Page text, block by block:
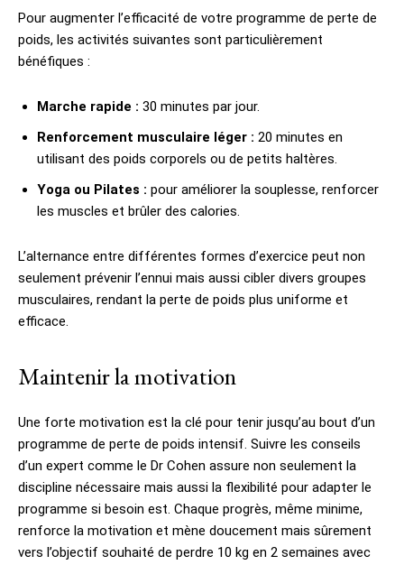
Pour augmenter l’efficacité de votre programme de perte de
poids, les activités suivantes sont particulièrement
bénéfiques :
Marche rapide : 30 minutes par jour.
Renforcement musculaire léger : 20 minutes en
utilisant des poids corporels ou de petits haltères.
Yoga ou Pilates : pour améliorer la souplesse, renforcer
les muscles et brûler des calories.
L’alternance entre différentes formes d’exercice peut non
seulement prévenir l’ennui mais aussi cibler divers groupes
musculaires, rendant la perte de poids plus uniforme et
efficace.
Maintenir la motivation
Une forte motivation est la clé pour tenir jusqu’au bout d’un
programme de perte de poids intensif. Suivre les conseils
d’un expert comme le Dr Cohen assure non seulement la
discipline nécessaire mais aussi la flexibilité pour adapter le
programme si besoin est. Chaque progrès, même minime,
renforce la motivation et mène doucement mais sûrement
vers l’objectif souhaité de perdre 10 kg en 2 semaines avec